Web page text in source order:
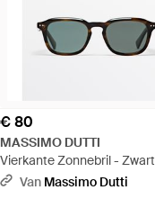
€ 80
MASSIMO DUTTI
Vierkante Zonnebril - Zwart
Van Massimo Dutti